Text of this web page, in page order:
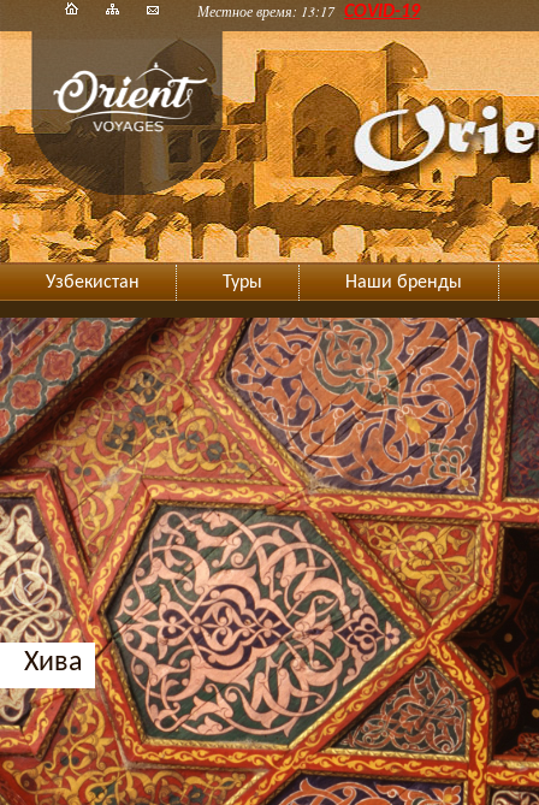
Местное время: 13:17 COVID-19
Узбекистан Туры Наши бренды
Хива